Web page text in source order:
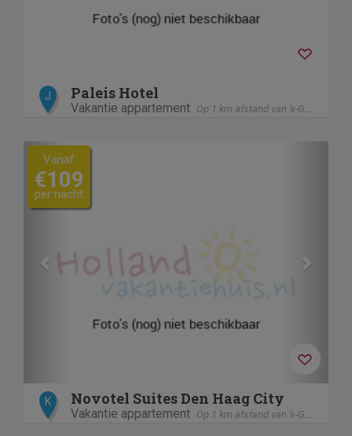
J Paleis Hotel
Vakantie appartement Op 1 km afstand van 's-Gravenhage / Den Haag
Previous
Vanaf
€109
per nacht
K Novotel Suites Den Haag City
Vakantie appartement Op 1 km afstand van 's-Gravenhage / Den Haag